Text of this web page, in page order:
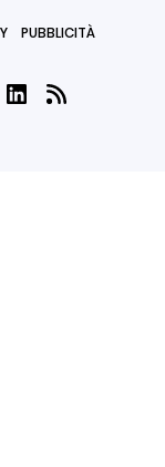
PUBBLICITÀ